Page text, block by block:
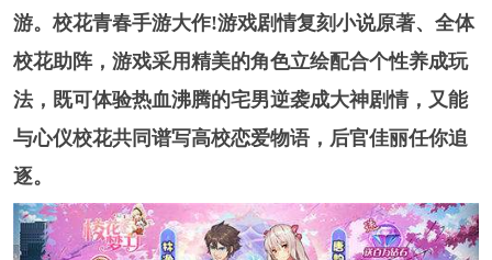
游。校花青春手游大作!游戏剧情复刻小说原著、全体
校花助阵，游戏采用精美的角色立绘配合个性养成玩
法，既可体验热血沸腾的宅男逆袭成大神剧情，又能
与心仪校花共同谱写高校恋爱物语，后官佳丽任你追
逐。